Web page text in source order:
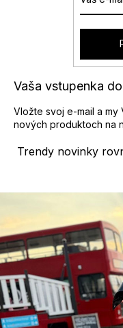
Trendy novinky
Vaša vstupenka
Vložte svoj e-mail a my
nových produktoch na